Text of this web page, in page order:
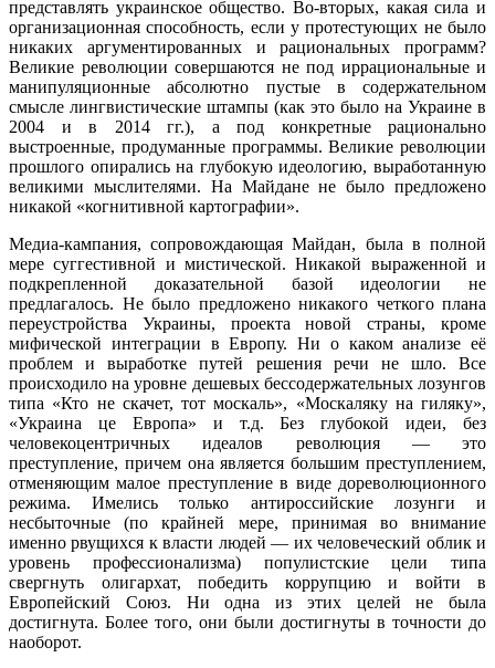
представлять украинское общество. Во-вторых, какая сила и
организационная способность, если у протестующих не было
никаких аргументированных и рациональных программ?
Великие революции совершаются не под иррациональные и
манипуляционные абсолютно пустые в содержательном
смысле лингвистические штампы (как это было на Украине в
2004 и в 2014 гг.), а под конкретные рационально
выстроенные, продуманные программы. Великие революции
прошлого опирались на глубокую идеологию, выработанную
великими мыслителями. На Майдане не было предложено
никакой «когнитивной картографии».
Медиа-кампания, сопровождающая Майдан, была в полной
мере суггестивной и мистической. Никакой выраженной и
подкрепленной доказательной базой идеологии не
предлагалось. Не было предложено никакого четкого плана
переустройства Украины, проекта новой страны, кроме
мифической интеграции в Европу. Ни о каком анализе её
проблем и выработке путей решения речи не шло. Все
происходило на уровне дешевых бессодержательных лозунгов
типа «Кто не скачет, тот москаль», «Москаляку на гиляку»,
«Украина це Европа» и т.д. Без глубокой идеи, без
человекоцентричных идеалов революция — это
преступление, причем она является большим преступлением,
отменяющим малое преступление в виде дореволюционного
режима. Имелись только антироссийские лозунги и
несбыточные (по крайней мере, принимая во внимание
именно рвущихся к власти людей — их человеческий облик и
уровень профессионализма) популистские цели типа
свергнуть олигархат, победить коррупцию и войти в
Европейский Союз. Ни одна из этих целей не была
достигнута. Более того, они были достигнуты в точности до
наоборот.